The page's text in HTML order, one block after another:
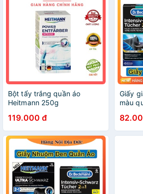
Bột tẩy trắng quần áo
Heitmann 250g
119.000 đ
Giấy
màu
mới